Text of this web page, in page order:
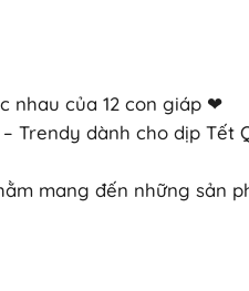
nhau của 12 con giáp ❤
Trendy dành cho dịp Tết
mang đến những sản